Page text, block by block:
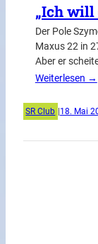
„Ich will
Der Pole
Maxus 22 in
Aber er
Weiterlesen →
SR Club 18. Mai